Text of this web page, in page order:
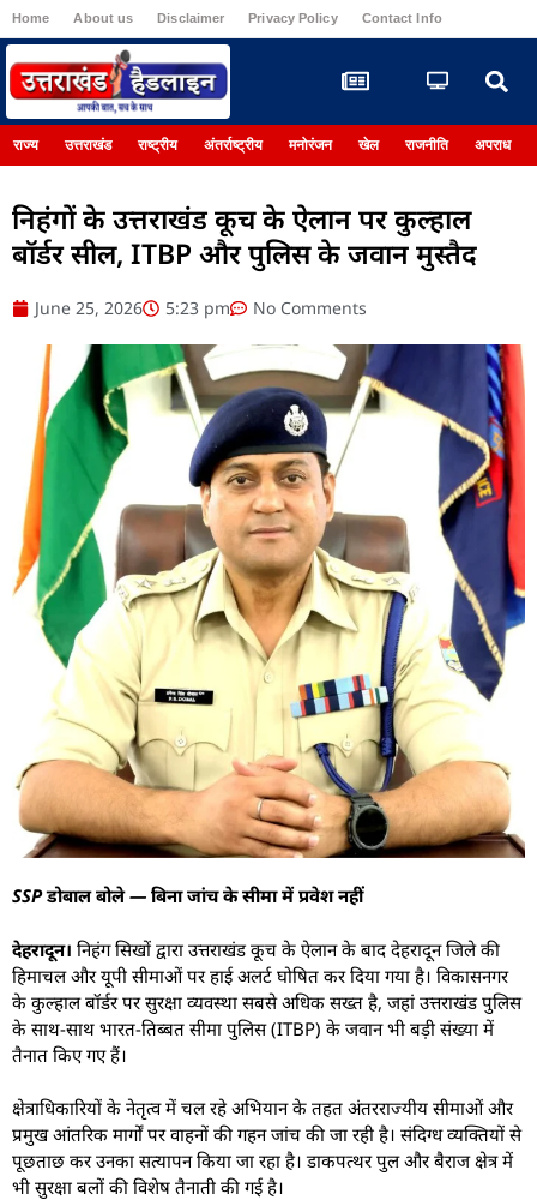
Home About us Disclaimer Privacy Policy Contact Info
राज्य उत्तराखंड राष्ट्रीय अंतर्राष्ट्रीय मनोरंजन खेल राजनीति अपराध
निहंगों के उत्तराखंड कूच के ऐलान पर कुल्हाल
बॉर्डर सील, ITBP और पुलिस के जवान मुस्तैद
June 25, 2026 5:23 pm No Comments
SSP डोबाल बोले — बिना जांच के सीमा में प्रवेश नहीं
देहरादून। निहंग सिखों द्वारा उत्तराखंड कूच के ऐलान के बाद देहरादून जिले की
हिमाचल और यूपी सीमाओं पर हाई अलर्ट घोषित कर दिया गया है। विकासनगर
के कुल्हाल बॉर्डर पर सुरक्षा व्यवस्था सबसे अधिक सख्त है, जहां उत्तराखंड पुलिस
के साथ-साथ भारत-तिब्बत सीमा पुलिस (ITBP) के जवान भी बड़ी संख्या में
तैनात किए गए हैं।
क्षेत्राधिकारियों के नेतृत्व में चल रहे अभियान के तहत अंतरराज्यीय सीमाओं और
प्रमुख आंतरिक मार्गों पर वाहनों की गहन जांच की जा रही है। संदिग्ध व्यक्तियों से
पूछताछ कर उनका सत्यापन किया जा रहा है। डाकपत्थर पुल और बैराज क्षेत्र में
भी सुरक्षा बलों की विशेष तैनाती की गई है।